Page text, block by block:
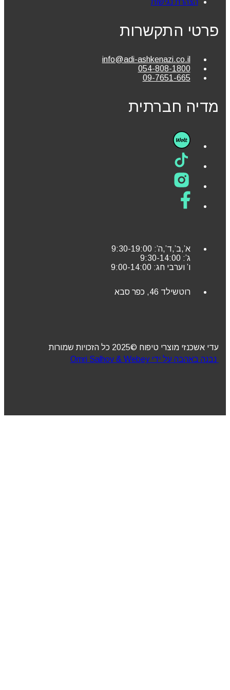
הצהרת נגישות
פרטי התקשרות
info@adi-ashkenazi.co.il
054-808-1800
09-7651-665
מדיה חברתית
א’,ב’,ד’,ה’: 9:30-19:00
ג’: 9:30-14:00
ו’ וערבי חג: 9:00-14:00
רוטשילד 46, כפר סבא
עדי אשכנזי מוצרי טיפוח ©2025 כל הזכויות שמורות
נבנה באהבה על ידי Omri Salhov & Webey